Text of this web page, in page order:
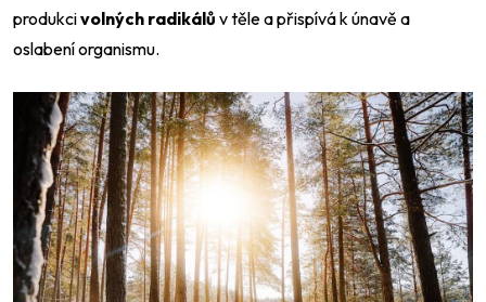
produkcivolných radikálů v těle a přispívá k únavě a
oslabení organismu.